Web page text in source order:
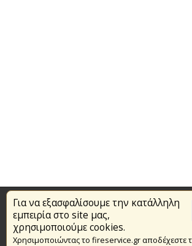
Για να εξασφαλίσουμε την κατάλληλη
εμπειρία στο site μας,
χρησιμοποιούμε cookies.
Χρησιμοποιώντας το fireservice.gr αποδέχεστε
Επικαιρότητα
Το Πυροσβεστικό Σώμα